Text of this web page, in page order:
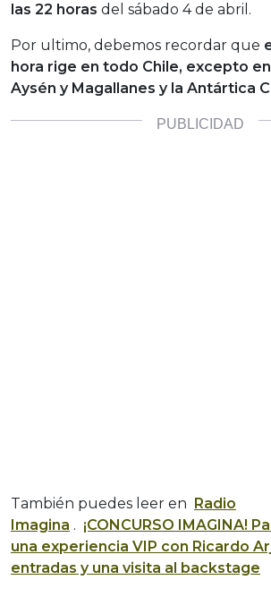
las 22 horas del sábado 4 de abril.
Por ultimo, debemos recordar que
hora rige en todo Chile, excepto
Aysén y Magallanes y la Antártica
También puedes leer en
Radio
Imagina . ¡CONCURSO IMAGINA!
una experiencia VIP con Ricardo
entradas y una visita al backstage